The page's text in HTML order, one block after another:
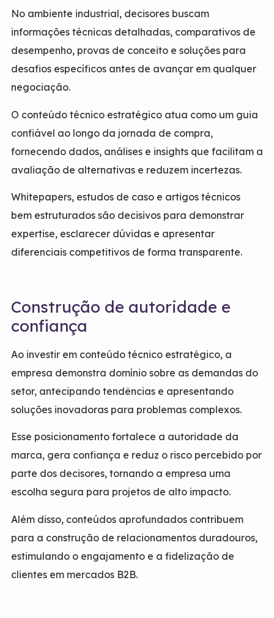
No ambiente industrial, decisores buscam
informações técnicas detalhadas, comparativos de
desempenho, provas de conceito e soluções para
desafios específicos antes de avançar em qualquer
negociação.
O conteúdo técnico estratégico atua como um guia
confiável ao longo da jornada de compra,
fornecendo dados, análises e insights que facilitam a
avaliação de alternativas e reduzem incertezas.
Whitepapers, estudos de caso e artigos técnicos
bem estruturados são decisivos para demonstrar
expertise, esclarecer dúvidas e apresentar
diferenciais competitivos de forma transparente.
Construção de autoridade e
confiança
Ao investir em conteúdo técnico estratégico, a
empresa demonstra domínio sobre as demandas do
setor, antecipando tendências e apresentando
soluções inovadoras para problemas complexos.
Esse posicionamento fortalece a autoridade da
marca, gera confiança e reduz o risco percebido por
parte dos decisores, tornando a empresa uma
escolha segura para projetos de alto impacto.
Além disso, conteúdos aprofundados contribuem
para a construção de relacionamentos duradouros,
estimulando o engajamento e a fidelização de
clientes em mercados B2B.